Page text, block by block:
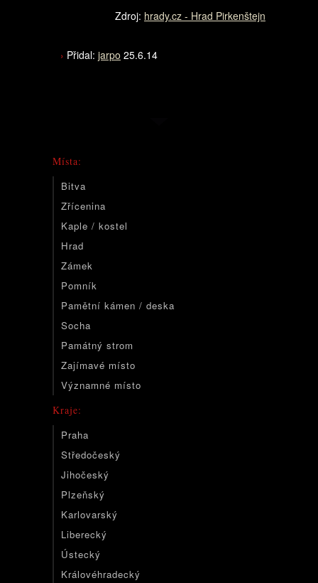
Zdroj: hrady.cz - Hrad Pirkenštejn
Přidal: jarpo 25.6.14
Místa:
Bitva
Zřícenina
Kaple / kostel
Hrad
Zámek
Pomník
Pamětní kámen / deska
Socha
Památný strom
Zajímavé místo
Významné místo
Kraje:
Praha
Středočeský
Jihočeský
Plzeňský
Karlovarský
Liberecký
Ústecký
Královéhradecký